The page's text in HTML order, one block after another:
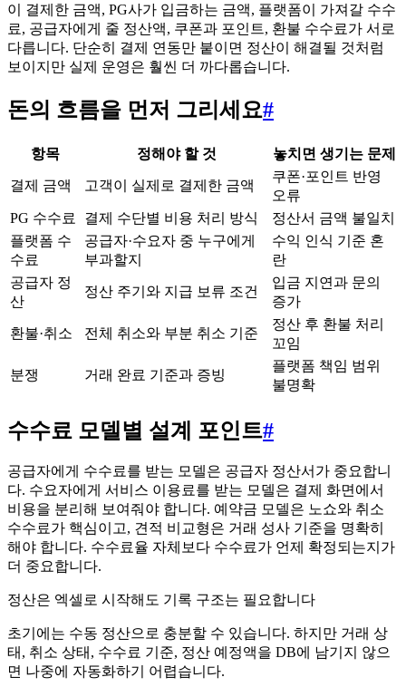
이 결제한 금액, PG사가 입금하는 금액, 플랫폼이 가져갈 수수
료, 공급자에게 줄 정산액, 쿠폰과 포인트, 환불 수수료가 서로
다릅니다. 단순히 결제 연동만 붙이면 정산이 해결될 것처럼
보이지만 실제 운영은 훨씬 더 까다롭습니다.
돈의 흐름을 먼저 그리세요#
항목 정해야 할 것 놓치면 생기는 문제
결제 금액 고객이 실제로 결제한 금액
쿠폰·포인트 반영
오류
PG 수수료
결제 수단별 비용 처리 방식
정산서 금액 불일치
플랫폼 수
수료
공급자·수요자 중 누구에게
부과할지
수익 인식 기준 혼
란
공급자 정
산
정산 주기와 지급 보류 조건
입금 지연과 문의
증가
환불·취소 전체 취소와 부분 취소 기준
정산 후 환불 처리
꼬임
분쟁 거래 완료 기준과 증빙
플랫폼 책임 범위
불명확
수수료 모델별 설계 포인트#
공급자에게 수수료를 받는 모델은 공급자 정산서가 중요합니
다. 수요자에게 서비스 이용료를 받는 모델은 결제 화면에서
비용을 분리해 보여줘야 합니다. 예약금 모델은 노쇼와 취소
수수료가 핵심이고, 견적 비교형은 거래 성사 기준을 명확히
해야 합니다. 수수료율 자체보다 수수료가 언제 확정되는지가
더 중요합니다.
정산은 엑셀로 시작해도 기록 구조는 필요합니다
초기에는 수동 정산으로 충분할 수 있습니다. 하지만 거래 상
태, 취소 상태, 수수료 기준, 정산 예정액을 DB에 남기지 않으
면 나중에 자동화하기 어렵습니다.